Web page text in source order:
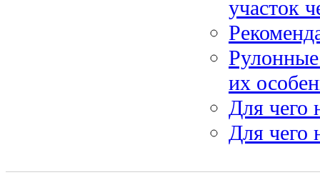
участок
их
Для чего
Для чего